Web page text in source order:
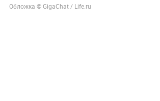
Обложка © GigaChat / Life.ru